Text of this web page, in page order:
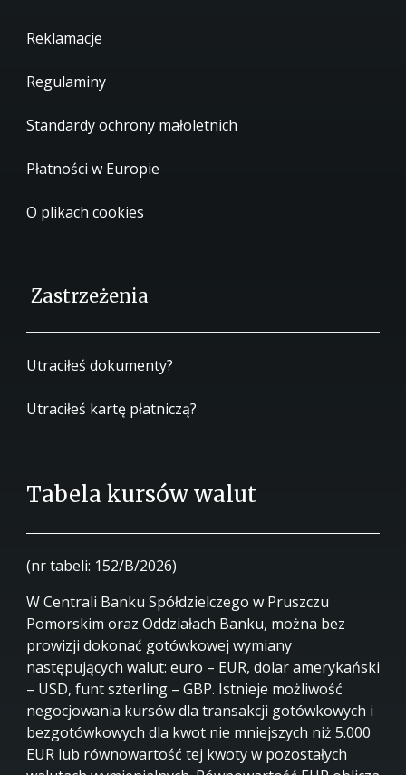
Reklamacje
Regulaminy
Standardy ochrony małoletnich
Płatności w Europie
O plikach cookies
Zastrzeżenia
Utraciłeś dokumenty?
Utraciłeś kartę płatniczą?
Tabela kursów walut
(nr tabeli: 152/B/2026)
W Centrali Banku Spółdzielczego w Pruszczu
Pomorskim oraz Oddziałach Banku, można bez
prowizji dokonać gotówkowej wymiany
następujących walut: euro – EUR, dolar amerykański
– USD, funt szterling – GBP. Istnieje możliwość
negocjowania kursów dla transakcji gotówkowych i
bezgotówkowych dla kwot nie mniejszych niż 5.000
EUR lub równowartość tej kwoty w pozostałych